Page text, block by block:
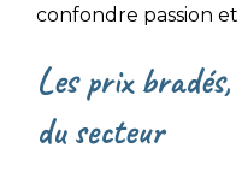
confondre passion et
Les prix
du secteur